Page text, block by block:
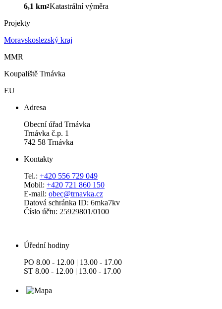
6,1 km2Katastrální výměra
Projekty
Moravskoslezský kraj
MMR
Koupaliště Trnávka
EU
Adresa
Obecní úřad Trnávka
Trnávka č.p. 1
742 58 Trnávka
Kontakty
Tel.: +420 556 729 049
Mobil: +420 721 860 150
E-mail: obec@trnavka.cz
Datová schránka ID: 6mka7kv
Číslo účtu: 25929801/0100
Úřední hodiny
PO 8.00 - 12.00 | 13.00 - 17.00
ST 8.00 - 12.00 | 13.00 - 17.00